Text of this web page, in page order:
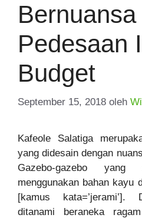
Bernuansa
Pedesaan
Budget
September 15, 2018 oleh
Kafeole Salatiga
yang didesain dengan
Gazebo-gazebo yang
menggunakan bahan kayu
[kamus
ditanami beraneka